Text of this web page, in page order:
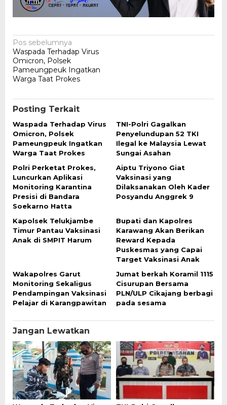
Navigasi
pos
Pos sebelumnya
Waspada Terhadap Virus
Omicron, Polsek
Pameungpeuk Ingatkan
Warga Taat Prokes
Posting Terkait
Waspada Terhadap Virus
Omicron, Polsek
Pameungpeuk Ingatkan
Warga Taat Prokes
TNI-Polri Gagalkan
Penyelundupan 52 TKI
Ilegal ke Malaysia Lewat
Sungai Asahan
Polri Perketat Prokes,
Luncurkan Aplikasi
Monitoring Karantina
Presisi di Bandara
Soekarno Hatta
Aiptu Triyono Giat
Vaksinasi yang
Dilaksanakan Oleh Kader
Posyandu Anggrek 9
Kapolsek Telukjambe
Timur Pantau Vaksinasi
Anak di SMPIT Harum
Bupati dan Kapolres
Karawang Akan Berikan
Reward Kepada
Puskesmas yang Capai
Target Vaksinasi Anak
Wakapolres Garut
Monitoring Sekaligus
Pendampingan Vaksinasi
Pelajar di Karangpawitan
Jumat berkah Koramil 1115
Cisurupan Bersama
PLN/ULP Cikajang berbagi
pada sesama
Jangan Lewatkan